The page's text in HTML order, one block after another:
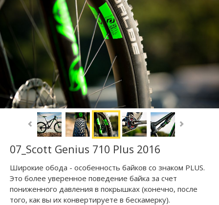
07_Scott Genius 710 Plus 2016
Широкие обода - особенность байков со знаком PLUS.
Это более уверенное поведение байка за счет
пониженного давления в покрышках (конечно, после
того, как вы их конвертируете в бескамерку).